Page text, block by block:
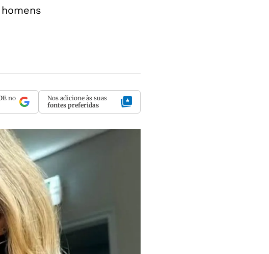
no
Nos adicione às suas
fontes preferidas